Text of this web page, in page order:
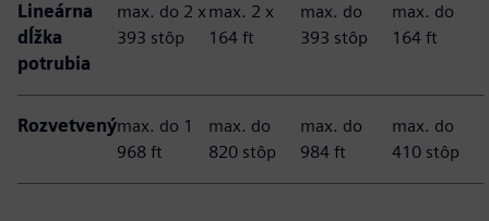
Lineárna
dĺžka
potrubia
max. do 2 x
393 stôp
max. 2 x
164 ft
max. do
393 stôp
max. do
164 ft
Rozvetvenýmax. do 1
968 ft
max. do
820 stôp
max. do
984 ft
max. do
410 stôp